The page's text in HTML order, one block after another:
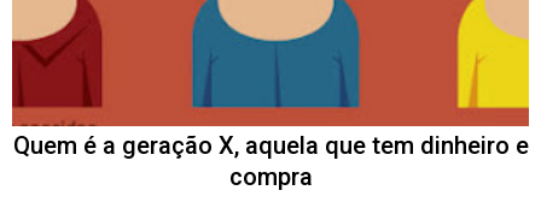
Quem é a geração X, aquela que tem dinheiro e
compra